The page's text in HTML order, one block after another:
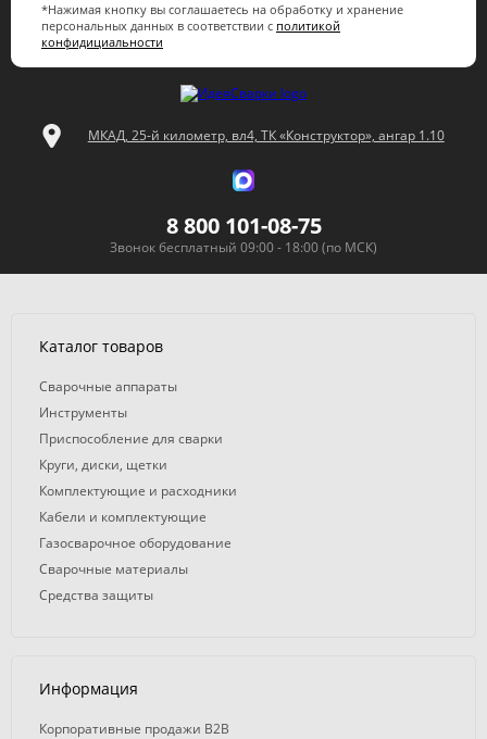
*Нажимая кнопку вы соглашаетесь на обработку и хранение
персональных данных в соответствии с политикой
конфидициальности
МКАД, 25-й километр, вл4, ТК «Конструктор», ангар 1.10
8 800 101-08-75
Звонок бесплатный 09:00 - 18:00 (по МСК)
Каталог товаров
Сварочные аппараты
Инструменты
Приспособление для сварки
Круги, диски, щетки
Комплектующие и расходники
Кабели и комплектующие
Газосварочное оборудование
Сварочные материалы
Средства защиты
Информация
Корпоративные продажи B2B